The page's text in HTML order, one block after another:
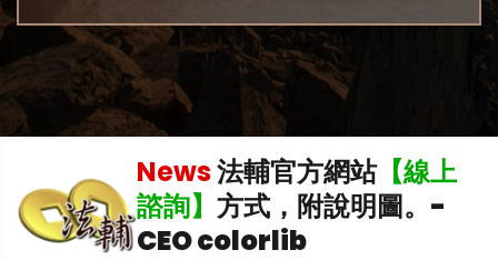
News法輔官方網站【線上
諮詢】 方式，附說明圖。 -
CEO colorlib